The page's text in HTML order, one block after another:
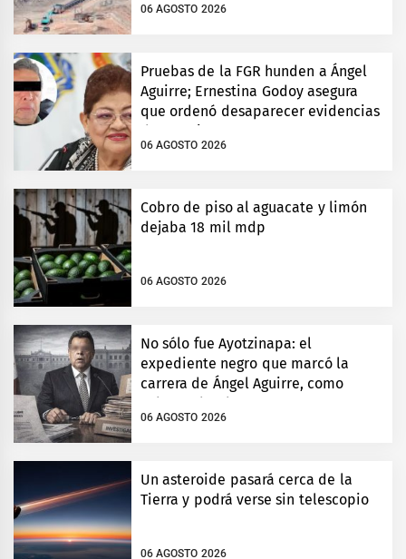
06 AGOSTO 2026
Pruebas de la FGR hunden a Ángel
Aguirre; Ernestina Godoy asegura
que ordenó desaparecer evidencias
06 AGOSTO 2026
Cobro de piso al aguacate y limón
dejaba 18 mil mdp
06 AGOSTO 2026
No sólo fue Ayotzinapa: el
expediente negro que marcó la
carrera de Ángel Aguirre, como
06 AGOSTO 2026
Un asteroide pasará cerca de la
Tierra y podrá verse sin telescopio
06 AGOSTO 2026